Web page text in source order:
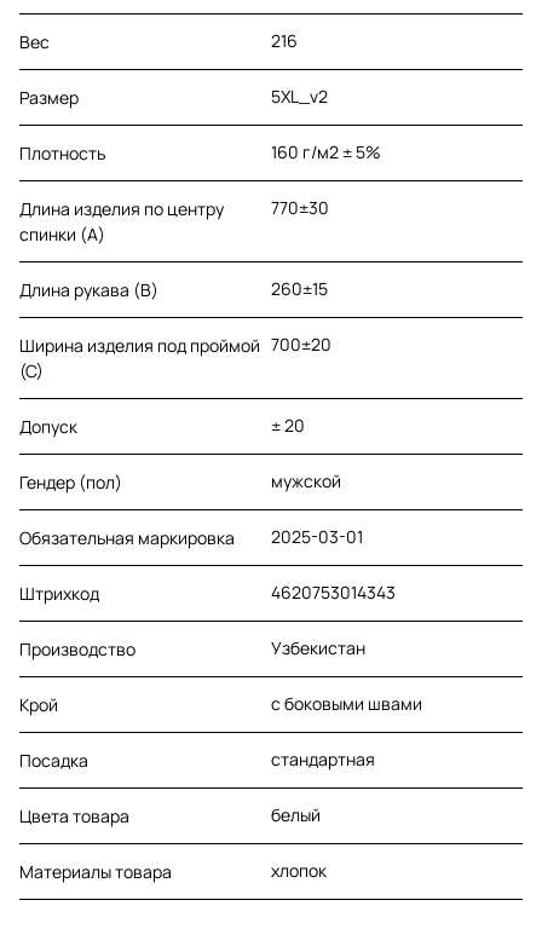
Вес 216
Размер 5XL_v2
Плотность 160 г/м2 ± 5%
Длина изделия по центру
спинки (A)
770±30
Длина рукава (B) 260±15
Ширина изделия под проймой
(С)
700±20
Допуск ± 20
Гендер (пол) мужской
Обязательная маркировка 2025-03-01
Штрихкод 4620753014343
Производство Узбекистан
Крой с боковыми швами
Посадка стандартная
Цвета товара белый
Материалы товара хлопок